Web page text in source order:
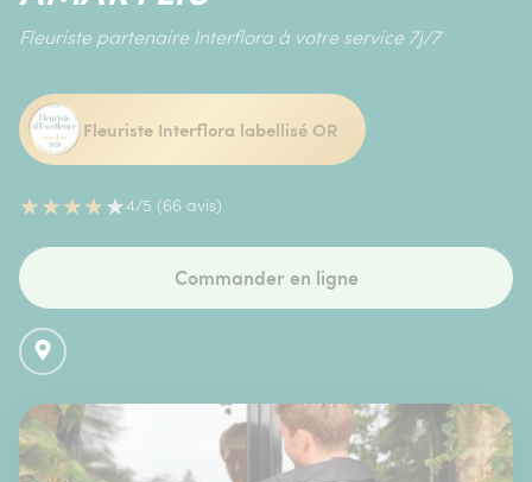
Fleuriste partenaire Interflora à votre service 7j/7
Fleuriste Interflora labellisé OR
★★★★★4/5 (66 avis)
Commander en ligne